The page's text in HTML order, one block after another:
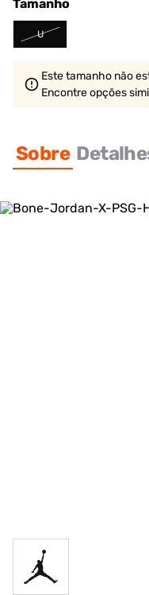
Tamanho
U
Este tamanho não
Encontre opções
Sobre